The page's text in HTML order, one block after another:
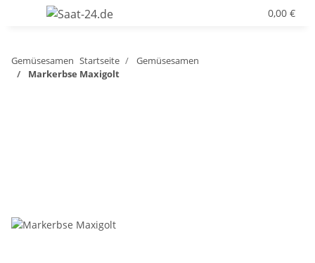
0,00 €
Gemüsesamen Startseite
Gemüsesamen
Markerbse Maxigolt